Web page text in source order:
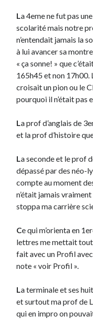
Non classé
Parole de Follower
Patchwork
Photos
Post inutile
Proust
Sons
Sorties cuculturelles
Vidéos
La 4eme ne fut pas
scolarité mais notre
n’entendait jamais la
à lui avancer sa
« ça sonne! » que
165h45 et non 17h00.
croisait un pion ou le
pourquoi il n’était pas
La prof d’anglais de
et la prof d’histoire
La seconde et le prof
dépassé par des néo-
compte au moment
n’était jamais
stoppa ma carrière
Ce qui m’orienta en
lettres me mettait tout
fait avec un Profil
note « voir Profil ».
La terminale et ses
et surtout ma prof de
qui en impro on